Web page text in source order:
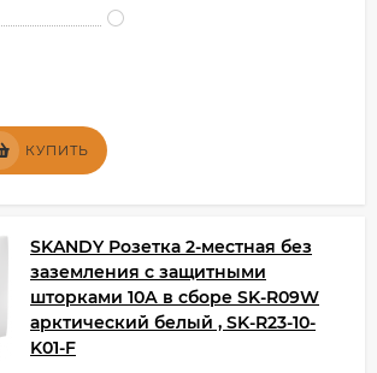
КУПИТЬ
SKANDY Розетка 2-местная без
заземления с защитными
шторками 10А в сборе SK-R09W
арктический белый , SK-R23-10-
K01-F